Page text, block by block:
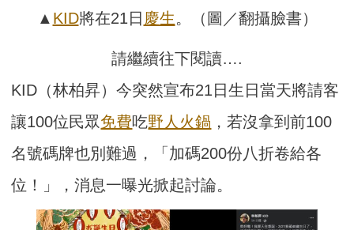
▲ KID將在21日 慶生。（圖／翻攝臉書）
請繼續往下閱讀….
KID（林柏昇）今突然宣布21日生日當天將請客
讓100位民眾免費吃野人火鍋 ，若沒拿到前100
名號碼牌也別難過，「加碼200份八折卷給各
位！」，消息一曝光掀起討論。